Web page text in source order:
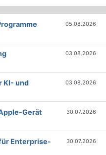
05.08.2026
03.08.2026
KI- und
03.08.2026
Gerät
30.07.2026
Enterprise-
30.07.2026